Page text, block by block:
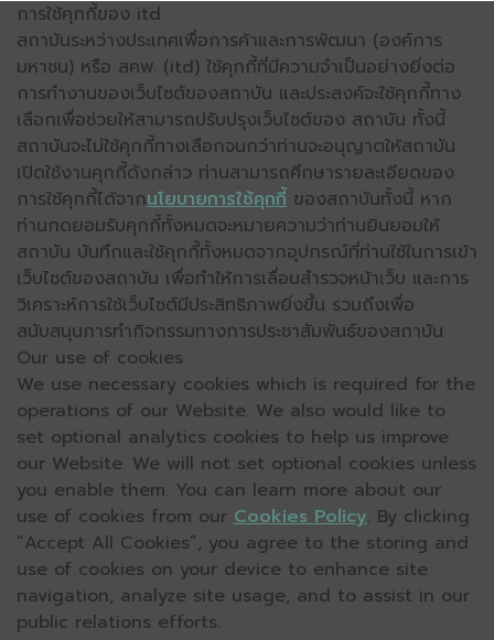
การใช้คุกกี้ของ itd
สถาบันระหว่างประเทศเพื่อการค้าและการพัฒนา (องค์การ
มหาชน) หรือ สคพ. (itd) ใช้คุกกี้ที่มีความจำเป็นอย่างยิ่งต่อ
การทำงานของเว็บไซต์ของสถาบัน และประสงค์จะใช้คุกกี้ทาง
เลือกเพื่อช่วยให้สามารถปรับปรุงเว็บไซต์ของ สถาบัน ทั้งนี้
สถาบันจะไม่ใช้คุกกี้ทางเลือกจนกว่าท่านจะอนุญาตให้สถาบัน
เปิดใช้งานคุกกี้ดังกล่าว ท่านสามารถศึกษารายละเอียดของ
การใช้คุกกี้ได้จากนโยบายการใช้คุกกี้ ของสถาบันทั้งนี้ หาก
ท่านกดยอมรับคุกกี้ทั้งหมดจะหมายความว่าท่านยินยอมให้
สถาบัน บันทึกและใช้คุกกี้ทั้งหมดจากอุปกรณ์ที่ท่านใช้ในการเข้า
เว็บไซต์ของสถาบัน เพื่อทำให้การเลื่อนสำรวจหน้าเว็บ และการ
วิเคราะห์การใช้เว็บไซต์มีประสิทธิภาพยิ่งขึ้น รวมถึงเพื่อ
สนับสนุนการทำกิจกรรมทางการประชาสัมพันธ์ของสถาบัน
Our use of cookies
We use necessary cookies which is required for the
operations of our Website. We also would like to
set optional analytics cookies to help us improve
our Website. We will not set optional cookies unless
you enable them. You can learn more about our
use of cookies from our Cookies Policy. By clicking
“Accept All Cookies”, you agree to the storing and
use of cookies on your device to enhance site
navigation, analyze site usage, and to assist in our
public relations efforts.